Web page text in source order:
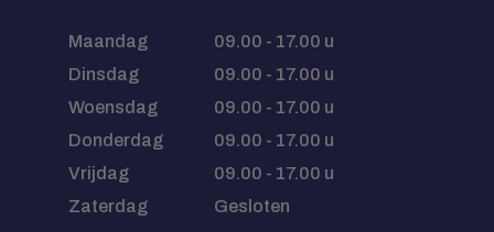
Maandag
09.00 - 17.00 u
Dinsdag
09.00 - 17.00 u
Woensdag
09.00 - 17.00 u
Donderdag
09.00 - 17.00 u
Vrijdag
09.00 - 17.00 u
Zaterdag
Gesloten